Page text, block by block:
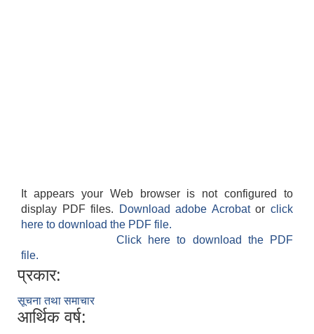
It appears your Web browser is not configured to
display PDF files.
Download adobe Acrobatorclick
here to download the PDF file.
Click here to download the PDF
file.
प्रकार:
सूचना तथा समाचार
आर्थिक वर्ष: